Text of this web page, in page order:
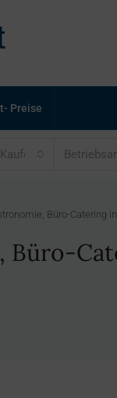
Preise
Büro-Catering in
Büro-